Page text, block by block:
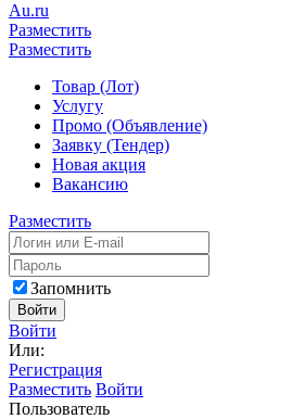
Au.ru
Разместить
Разместить
Товар (Лот)
Услугу
Промо (Объявление)
Заявку (Тендер)
Новая акция
Вакансию
Разместить
Запомнить
Войти
Войти
Или:
Регистрация
Разместить Войти
Пользователь